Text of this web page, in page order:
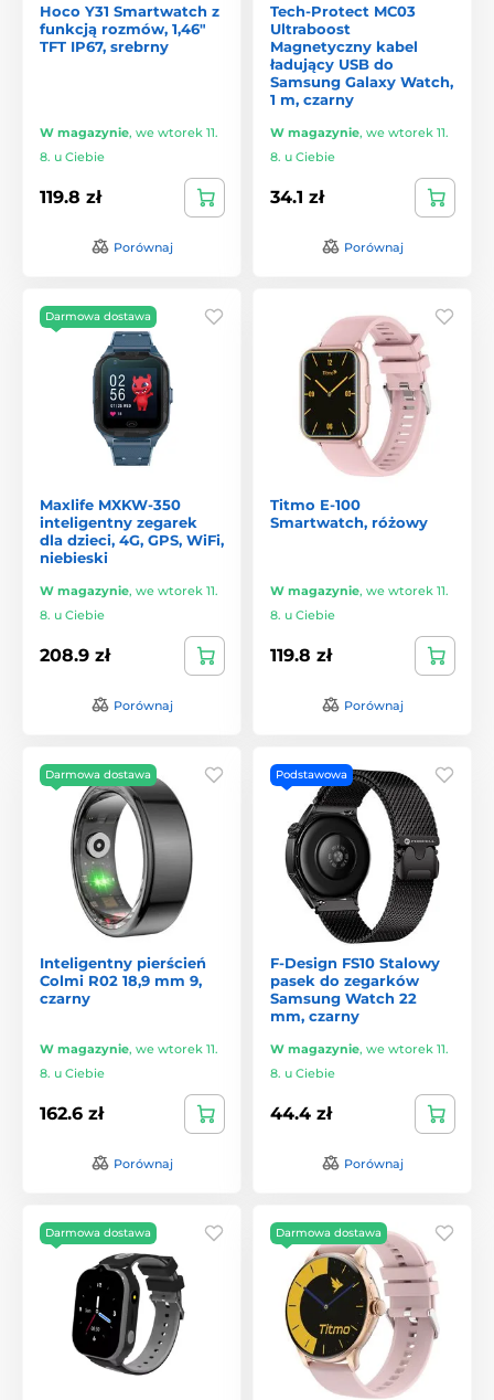
Hoco Y31 Smartwatch z
funkcją rozmów, 1,46"
TFT IP67, srebrny
W magazynie, we wtorek 11.
8. u Ciebie
119.8 zł
Porównaj
Tech-Protect MC03
Ultraboost
Magnetyczny kabel
ładujący USB do
Samsung Galaxy Watch,
1 m, czarny
W magazynie, we wtorek 11.
8. u Ciebie
34.1 zł
Porównaj
Darmowa dostawa
Maxlife MXKW-350
inteligentny zegarek
dla dzieci, 4G, GPS, WiFi,
niebieski
W magazynie, we wtorek 11.
8. u Ciebie
208.9 zł
Porównaj
Titmo E-100
Smartwatch, różowy
W magazynie, we wtorek 11.
8. u Ciebie
119.8 zł
Porównaj
Darmowa dostawa
Inteligentny pierścień
Colmi R02 18,9 mm 9,
czarny
W magazynie, we wtorek 11.
8. u Ciebie
162.6 zł
Porównaj
Podstawowa
F-Design FS10 Stalowy
pasek do zegarków
Samsung Watch 22
mm, czarny
W magazynie, we wtorek 11.
8. u Ciebie
44.4 zł
Porównaj
Darmowa dostawa Darmowa dostawa